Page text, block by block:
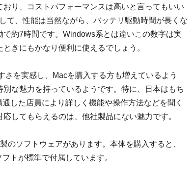
り、コストパフォーマンスは高いと言ってもいい
て、性能は当然ながら、バッテリ駆動時間が長くな
約7時間です。Windows系とは違いこの数字は実
きにもかなり便利に使えるでしょう。
を実感し、Macを購入する方も増えているよう
な魅力を持っているようです。特に、日本はもち
した店員により詳しく機能や操作方法などを聞く
してもらえるのは、他社製品にない魅力です。
のソフトウェアがあります。本体を購入すると、
トが標準で付属しています。